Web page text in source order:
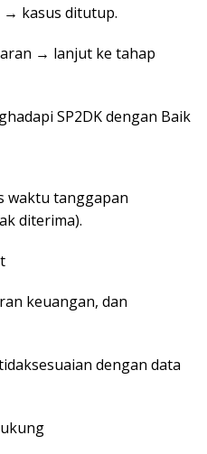
→ kasus ditutup.
→ lanjut ke tahap
SP2DK dengan Baik
waktu tanggapan
diterima).
keuangan, dan
dengan data